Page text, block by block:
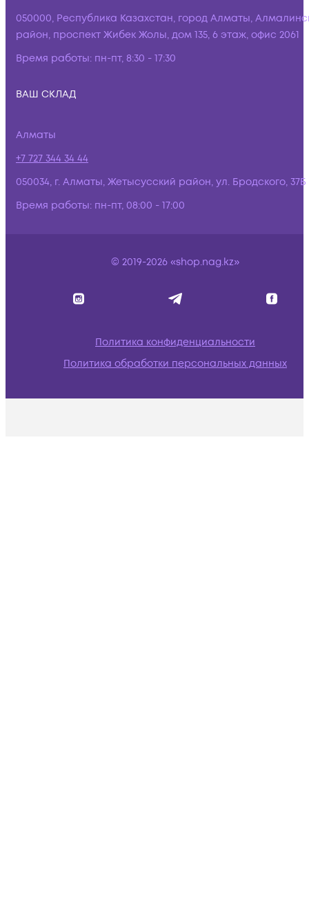
050000, Республика Казахстан, город Алматы,
район, проспект Жибек Жолы, дом 135, 6 этаж, офис 2061
Время работы: пн-пт, 8:30 - 17:30
ВАШ СКЛАД
Алматы
+7 727 344 34 44
050034, г. Алматы, Жетысусский район, ул. Бродского, 37Б
Время работы: пн-пт, 08:00 - 17:00
© 2019-2026 «shop.nag.kz»
Политика конфиденциальности
Политика обработки персональных данных